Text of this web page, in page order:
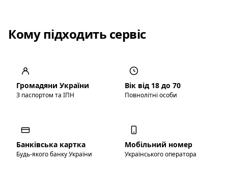
Кому підходить сервіс
Громадяни України
З паспортом та ІПН
Вік від 18 до 70
Повнолітні особи
Банківська картка
Будь-якого банку України
Мобільний номер
Українського оператора